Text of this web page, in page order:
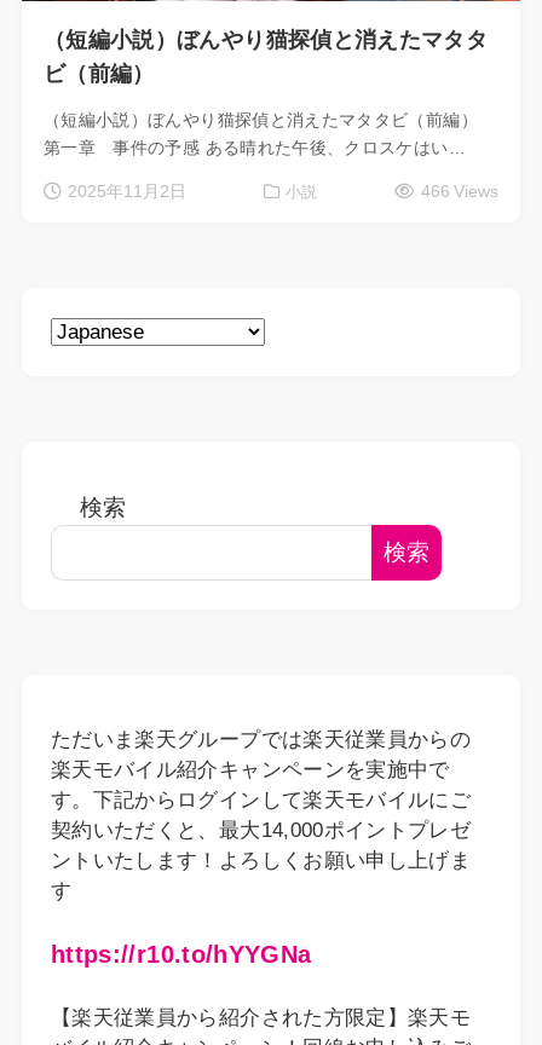
（短編小説）ぼんやり猫探偵と消えたマタタ
ビ（前編）
（短編小説）ぼんやり猫探偵と消えたマタタビ（前編）
第一章 事件の予感 ある晴れた午後、クロスケはい…
2025年11月2日 小説 466 Views
検索
検索
ただいま楽天グループでは楽天従業員からの
楽天モバイル紹介キャンペーンを実施中で
す。下記からログインして楽天モバイルにご
契約いただくと、最大14,000ポイントプレゼ
ントいたします！よろしくお願い申し上げま
す
https://r10.to/hYYGNa
【楽天従業員から紹介された方限定】楽天モ